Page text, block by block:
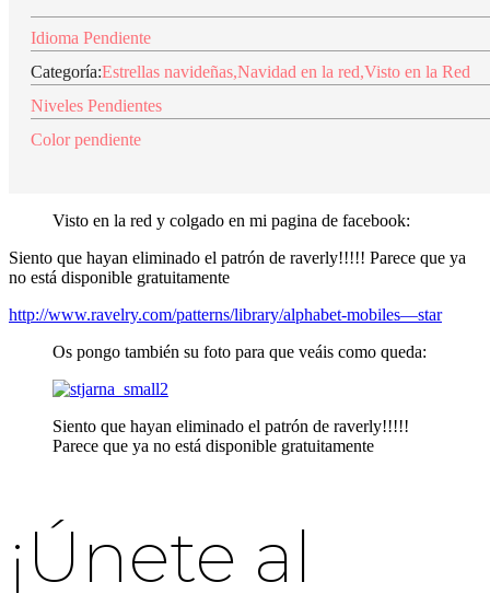
Idioma Pendiente
Categoría:Estrellas navideñas,Navidad en la red,Visto en la Red
Niveles Pendientes
Color pendiente
Visto en la red y colgado en mi pagina de facebook:
Siento que hayan eliminado el patrón de raverly!!!!! Parece que ya
no está disponible gratuitamente
http://www.ravelry.com/patterns/library/alphabet-mobiles—star
Os pongo también su foto para que veáis como queda:
Siento que hayan eliminado el patrón de raverly!!!!!
Parece que ya no está disponible gratuitamente
¡Únete al